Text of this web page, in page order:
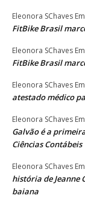
Eleonora SChaves Em
FitBike Brasil
Eleonora SChaves Em
FitBike Brasil
Eleonora SChaves Em
atestado médico
Eleonora SChaves Em
Galvão é a
Ciências Contábeis
Eleonora SChaves Em
história de
baiana